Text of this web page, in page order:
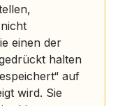
einen der
halten
auf
wird. Sie